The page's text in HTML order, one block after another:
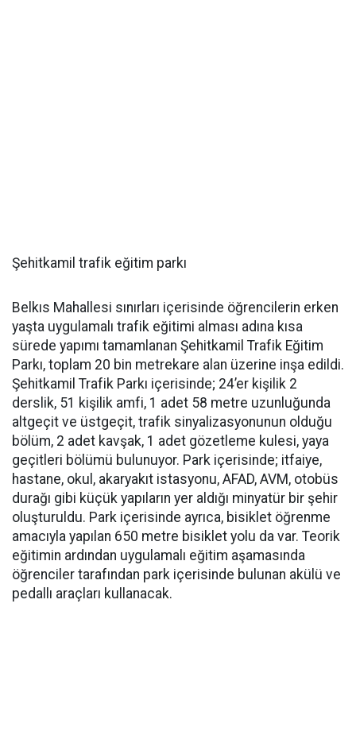
Şehitkamil trafik eğitim parkı
Belkıs Mahallesi sınırları içerisinde öğrencilerin erken
yaşta uygulamalı trafik eğitimi alması adına kısa
sürede yapımı tamamlanan Şehitkamil Trafik Eğitim
Parkı, toplam 20 bin metrekare alan üzerine inşa edildi.
Şehitkamil Trafik Parkı içerisinde; 24’er kişilik 2
derslik, 51 kişilik amfi, 1 adet 58 metre uzunluğunda
altgeçit ve üstgeçit, trafik sinyalizasyonunun olduğu
bölüm, 2 adet kavşak, 1 adet gözetleme kulesi, yaya
geçitleri bölümü bulunuyor. Park içerisinde; itfaiye,
hastane, okul, akaryakıt istasyonu, AFAD, AVM, otobüs
durağı gibi küçük yapıların yer aldığı minyatür bir şehir
oluşturuldu. Park içerisinde ayrıca, bisiklet öğrenme
amacıyla yapılan 650 metre bisiklet yolu da var. Teorik
eğitimin ardından uygulamalı eğitim aşamasında
öğrenciler tarafından park içerisinde bulunan akülü ve
pedallı araçları kullanacak.